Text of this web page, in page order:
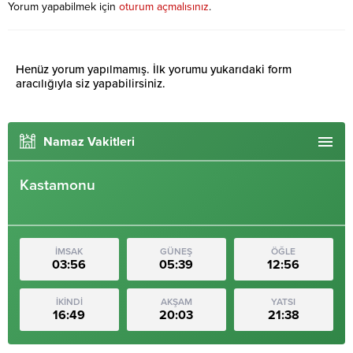
Yorum yapabilmek için oturum açmalısınız.
Henüz yorum yapılmamış. İlk yorumu yukarıdaki form
aracılığıyla siz yapabilirsiniz.
Namaz Vakitleri
Kastamonu
İMSAK
03:56
GÜNEŞ
05:39
ÖĞLE
12:56
İKİNDİ
16:49
AKŞAM
20:03
YATSI
21:38